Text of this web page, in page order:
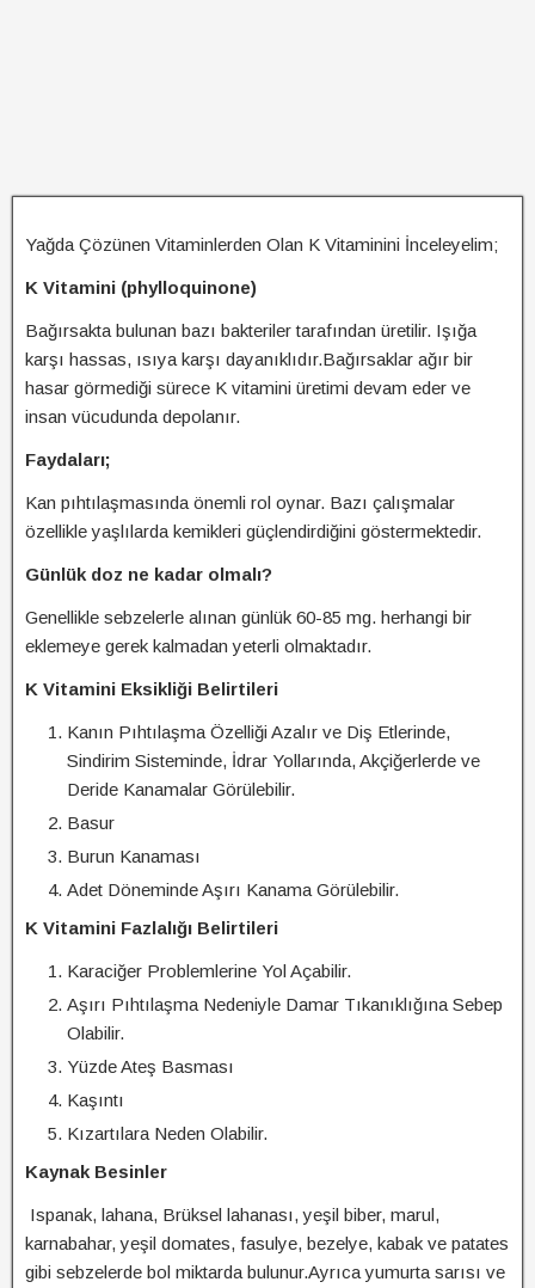
Yağda Çözünen Vitaminlerden Olan K Vitaminini İnceleyelim;
K Vitamini (phylloquinone)
Bağırsakta bulunan bazı bakteriler tarafından üretilir. Işığa
karşı hassas, ısıya karşı dayanıklıdır.Bağırsaklar ağır bir
hasar görmediği sürece K vitamini üretimi devam eder ve
insan vücudunda depolanır.
Faydaları;
Kan pıhtılaşmasında önemli rol oynar. Bazı çalışmalar
özellikle yaşlılarda kemikleri güçlendirdiğini göstermektedir.
Günlük doz ne kadar olmalı?
Genellikle sebzelerle alınan günlük 60-85 mg. herhangi bir
eklemeye gerek kalmadan yeterli olmaktadır.
K Vitamini Eksikliği Belirtileri
Kanın Pıhtılaşma Özelliği Azalır ve Diş Etlerinde,
Sindirim Sisteminde, İdrar Yollarında, Akçiğerlerde ve
Deride Kanamalar Görülebilir.
Basur
Burun Kanaması
Adet Döneminde Aşırı Kanama Görülebilir.
K Vitamini Fazlalığı Belirtileri
Karaciğer Problemlerine Yol Açabilir.
Aşırı Pıhtılaşma Nedeniyle Damar Tıkanıklığına Sebep
Olabilir.
Yüzde Ateş Basması
Kaşıntı
Kızartılara Neden Olabilir.
Kaynak Besinler
Ispanak, lahana, Brüksel lahanası, yeşil biber, marul,
karnabahar, yeşil domates, fasulye, bezelye, kabak ve patates
gibi sebzelerde bol miktarda bulunur.Ayrıca yumurta sarısı ve